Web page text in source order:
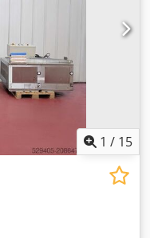
1 / 15